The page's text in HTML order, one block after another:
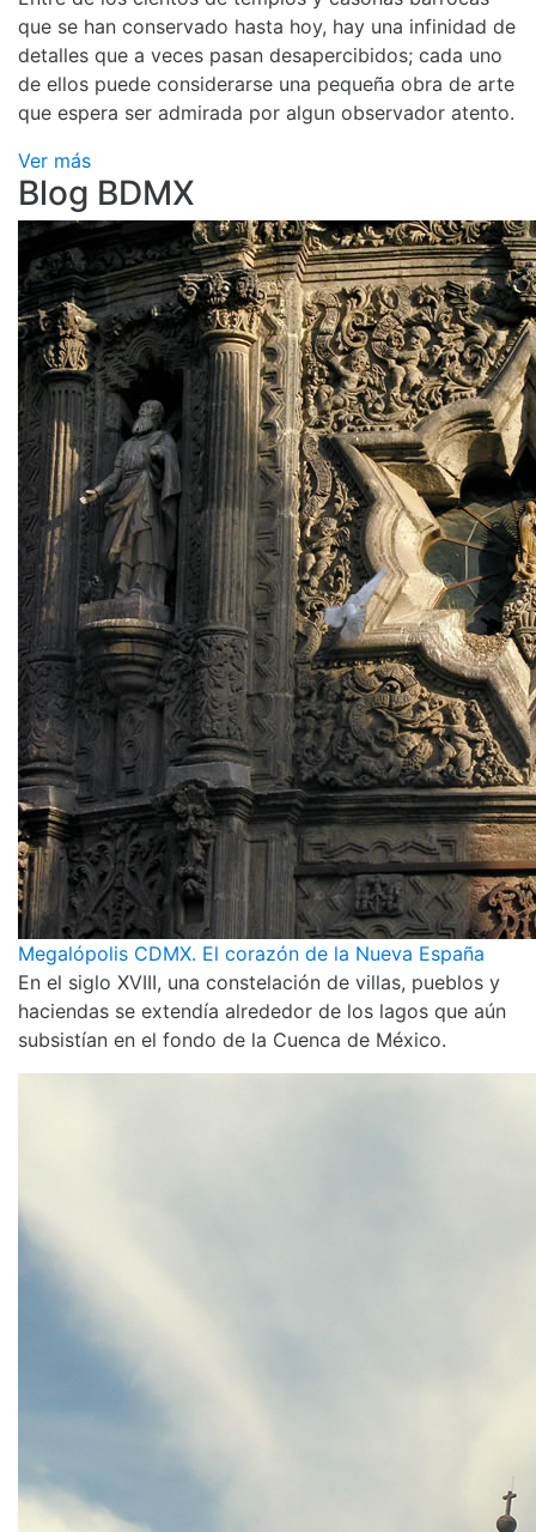
que se han conservado hasta hoy, hay una infinidad de
detalles que a veces pasan desapercibidos; cada uno
de ellos puede considerarse una pequeña obra de arte
que espera ser admirada por algun observador atento.
Ver más
Blog BDMX
Megalópolis CDMX. El corazón de la Nueva España
En el siglo XVIII, una constelación de villas, pueblos y
haciendas se extendía alrededor de los lagos que aún
subsistían en el fondo de la Cuenca de México.